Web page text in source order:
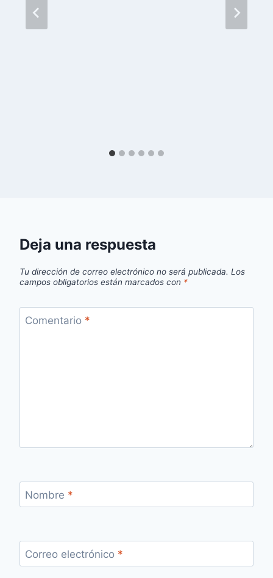
Deja una respuesta
Tu dirección de correo electrónico no será publicada. Los
campos obligatorios están marcados con *
Comentario *
Nombre *
Correo electrónico *